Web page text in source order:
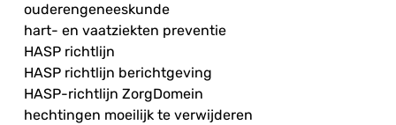
ouderengeneeskunde
hart- en vaatziekten preventie
HASP richtlijn
HASP richtlijn berichtgeving
HASP-richtlijn ZorgDomein
hechtingen moeilijk te verwijderen